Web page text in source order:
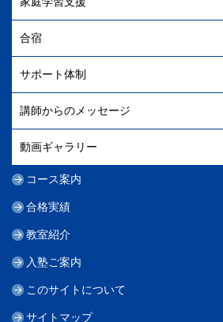
合宿
サポート体制
講師からのメッセージ
動画ギャラリー
コース案内
合格実績
教室紹介
入塾ご案内
このサイトについて
サイトマップ